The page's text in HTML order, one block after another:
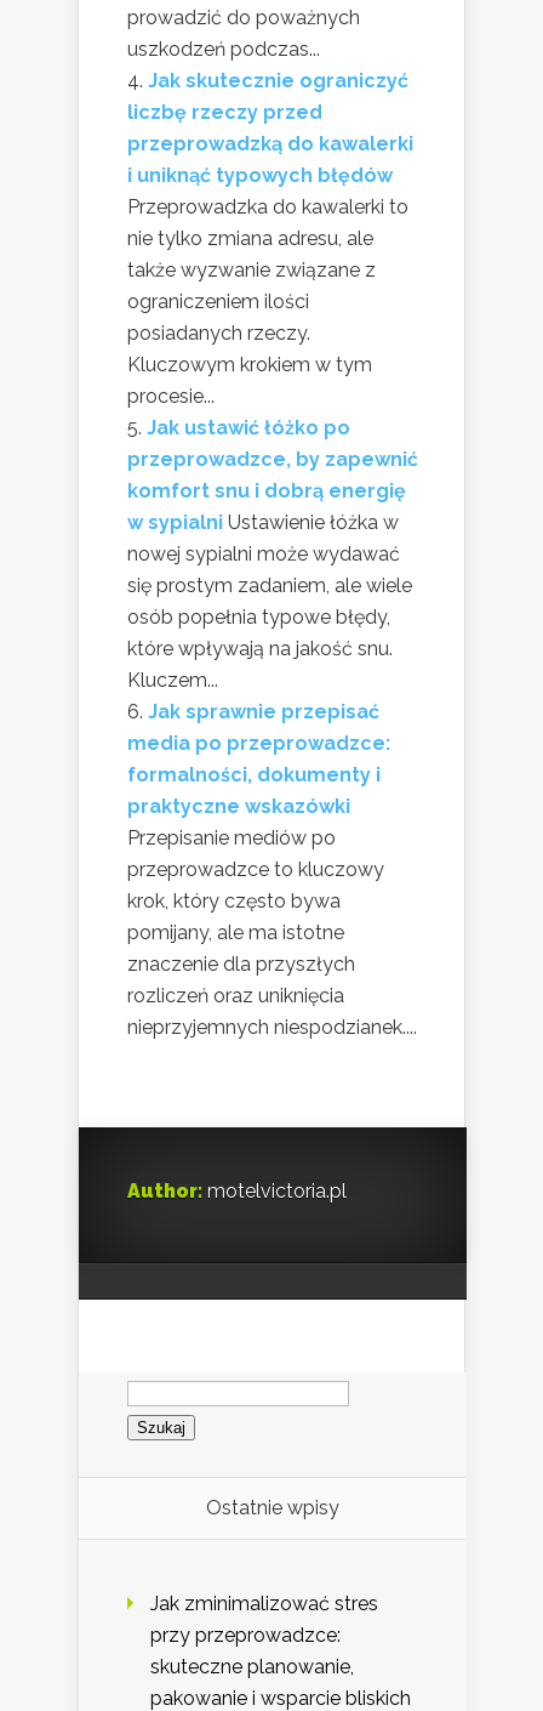
prowadzić do poważnych
uszkodzeń podczas...
Jak skutecznie ograniczyć
liczbę rzeczy przed
przeprowadzką do kawalerki
i uniknąć typowych błędów
Przeprowadzka do kawalerki to
nie tylko zmiana adresu, ale
także wyzwanie związane z
ograniczeniem ilości
posiadanych rzeczy.
Kluczowym krokiem w tym
procesie...
Jak ustawić łóżko po
przeprowadzce, by zapewnić
komfort snu i dobrą energię
w sypialni Ustawienie łóżka w
nowej sypialni może wydawać
się prostym zadaniem, ale wiele
osób popełnia typowe błędy,
które wpływają na jakość snu.
Kluczem...
Jak sprawnie przepisać
media po przeprowadzce:
formalności, dokumenty i
praktyczne wskazówki
Przepisanie mediów po
przeprowadzce to kluczowy
krok, który często bywa
pomijany, ale ma istotne
znaczenie dla przyszłych
rozliczeń oraz uniknięcia
nieprzyjemnych niespodzianek....
Author: motelvictoria.pl
Szukaj:
Ostatnie wpisy
Jak zminimalizować stres
przy przeprowadzce:
skuteczne planowanie,
pakowanie i wsparcie bliskich